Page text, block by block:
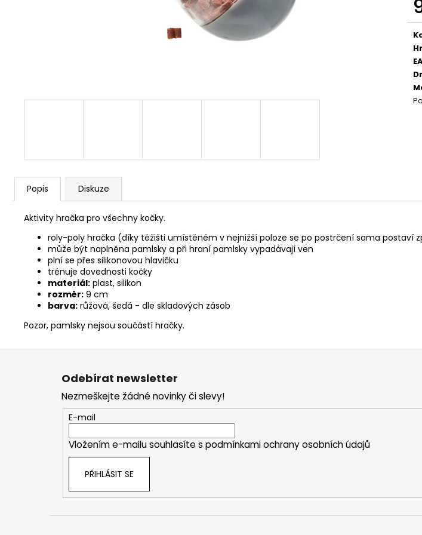
Popis Diskuze
Aktivity hračka pro všechny kočky.
roly-poly hračka (díky těžišti umístěném v nejnižší poloze se po postrčení sama postaví
může být naplněna pamlsky a při hraní pamlsky vypadávají ven
plní se přes silikonovou hlavičku
trénuje dovednosti kočky
materiál: plast, silikon
rozměr: 9 cm
barva: růžová, šedá - dle skladových zásob
Pozor, pamlsky nejsou součástí hračky.
JOSERA MEAT BITES MINI BEEF 70G
CALIBRA JOY DOG YUMMY CHICKEN
AND SALMON TREAT 100G
79 Kč
Z
Odebírat newsletter
Nezmeškejte žádné novinky či slevy!
E-mail
Vložením e-mailu souhlasíte s podmínkami ochrany osobních údajů
PŘIHLÁSIT SE